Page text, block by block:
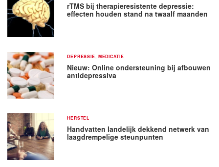
rTMS bij therapieresistente depressie:
effecten houden stand na twaalf maanden
DEPRESSIE MEDICATIE
Nieuw: Online ondersteuning bij afbouwen
antidepressiva
HERSTEL
Handvatten landelijk dekkend netwerk van
laagdrempelige steunpunten